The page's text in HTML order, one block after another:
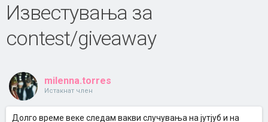
Известувања за
contest/giveaway
milenna.torres
Истакнат член
Долго време веке следам вакви случувања на јутјуб и на